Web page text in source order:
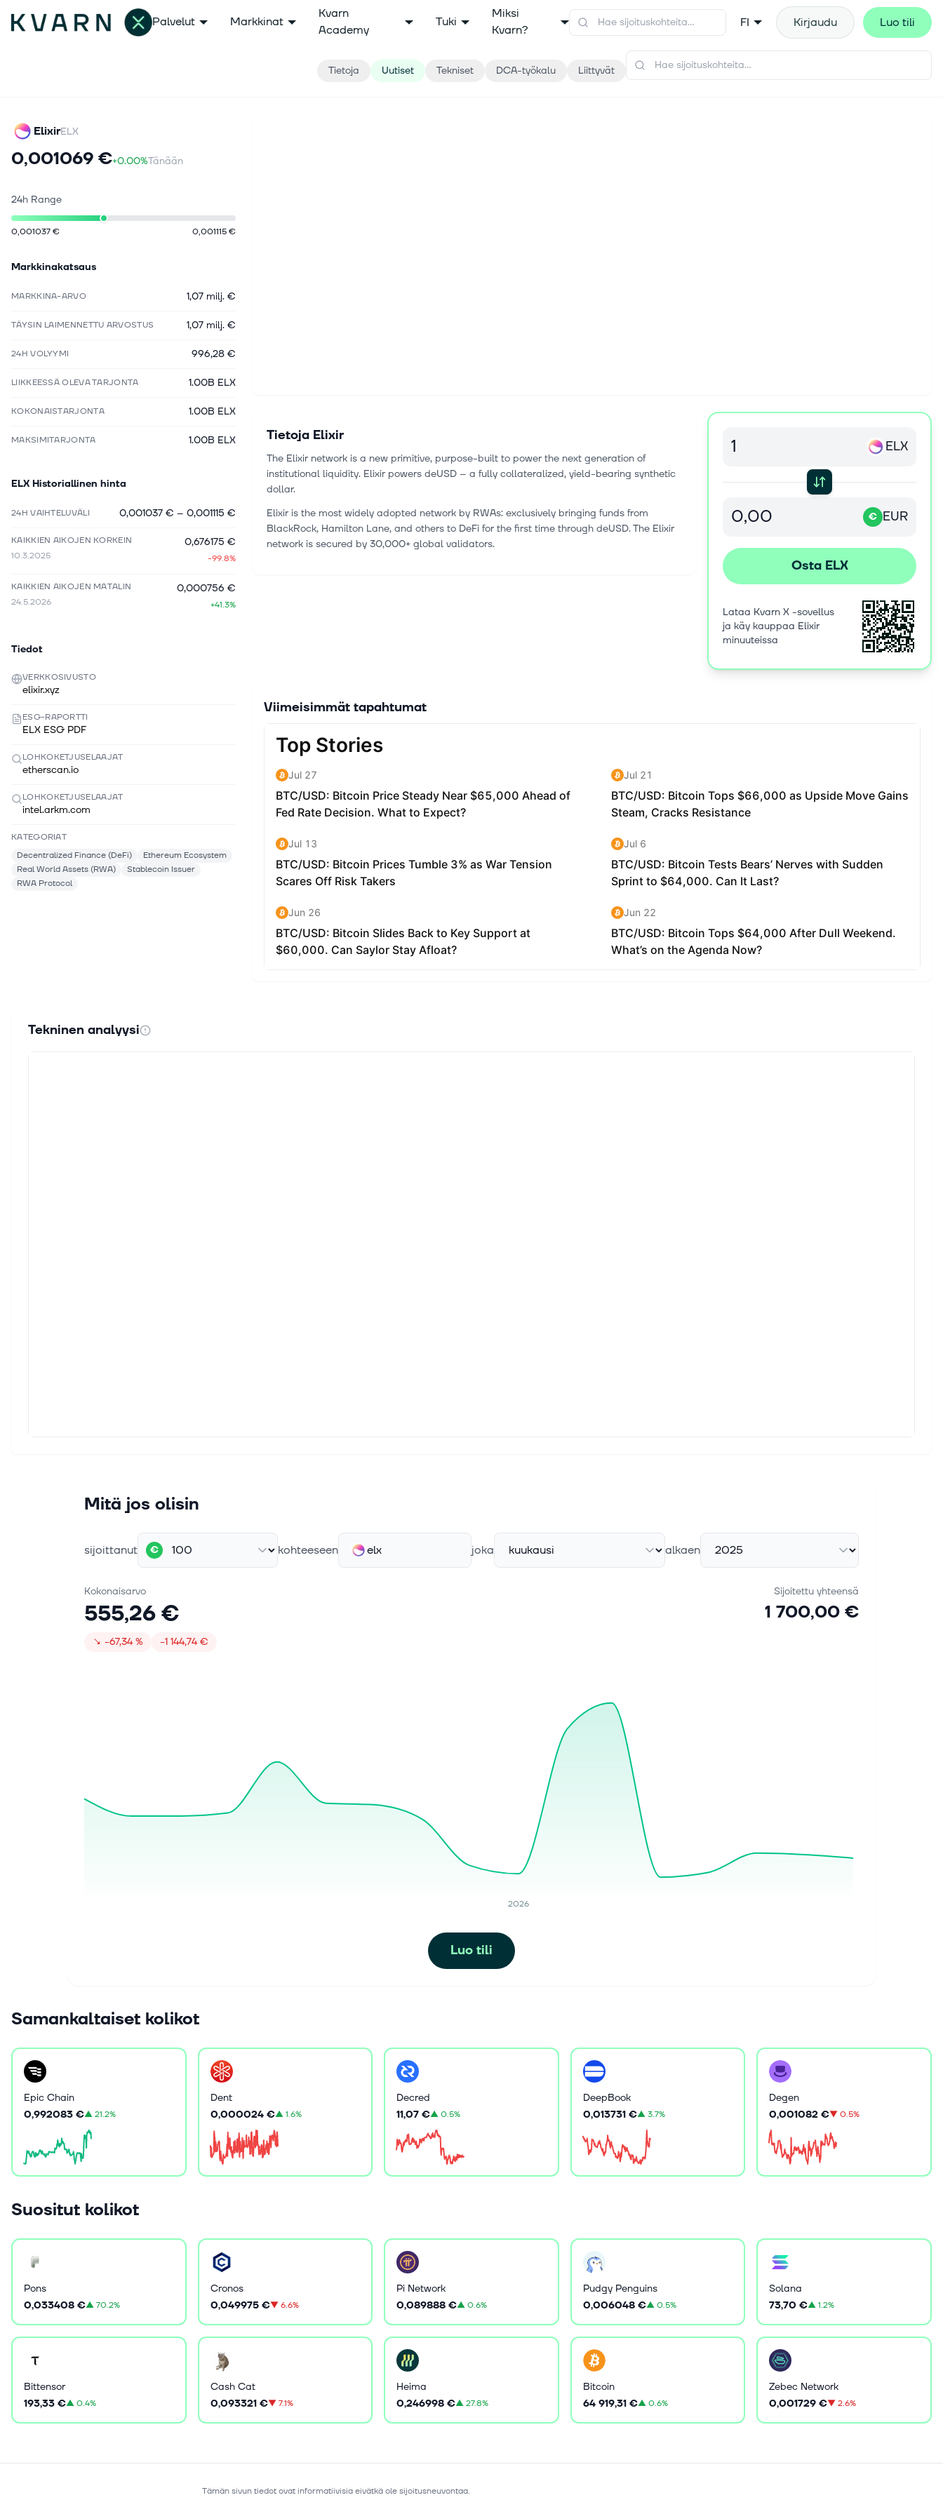
Palvelut Markkinat
Kvarn
Academy
Tuki
Miksi
Kvarn?
FI Kirjaudu Luo tili
Tietoja Uutiset Tekniset DCA-työkalu Liittyvät
ElixirELX
0,001069 €+0.00%Tänään
24h Range
0,001037 € 0,001115 €
Markkinakatsaus
MARKKINA-ARVO 1,07 milj. €
TÄYSIN LAIMENNETTU ARVOSTUS 1,07 milj. €
24H VOLYYMI 996,28 €
LIIKKEESSÄ OLEVA TARJONTA 1.00B ELX
KOKONAISTARJONTA 1.00B ELX
MAKSIMITARJONTA 1.00B ELX
ELX Historiallinen hinta
24H VAIHTELUVÄLI 0,001037 € – 0,001115 €
KAIKKIEN AIKOJEN KORKEIN
10.3.2025
0,676175 €
-99.8%
KAIKKIEN AIKOJEN MATALIN
24.5.2026
0,000756 €
+41.3%
Tiedot
VERKKOSIVUSTO
elixir.xyz
ESG-RAPORTTI
ELX ESG PDF
LOHKOKETJUSELAAJAT
etherscan.io
LOHKOKETJUSELAAJAT
intel.arkm.com
KATEGORIAT
Decentralized Finance (DeFi)
Ethereum Ecosystem
Real World Assets (RWA)
Stablecoin Issuer
RWA Protocol
Tietoja Elixir
The Elixir network is a new primitive, purpose-built to power the next generation of
institutional liquidity. Elixir powers deUSD – a fully collateralized, yield-bearing synthetic
dollar.
Elixir is the most widely adopted network by RWAs: exclusively bringing funds from
BlackRock, Hamilton Lane, and others to DeFi for the first time through deUSD. The Elixir
network is secured by 30,000+ global validators.
ELX
€ EUR
Osta ELX
Lataa Kvarn X -sovellus
ja käy kauppaa Elixir
minuuteissa
Viimeisimmät tapahtumat
Tekninen analyysi
Mitä jos olisin
sijoittanut € kohteeseen elx joka alkaen
Kokonaisarvo
555,26 €
↘ −67,34 % −1 144,74 €
Sijoitettu yhteensä
1 700,00 €
2026
Luo tili
Samankaltaiset kolikot
Epic Chain
0,992083 €▲21.2%
Dent
0,000024 €▲ 1.6%
Decred
11,07 €▲0.5%
DeepBook
0,013731 €▲3.7%
Degen
0,001082 €▼0.5%
Suositut kolikot
Pons
0,033408 €▲70.2%
Cronos
0,049975 €▼ 6.6%
Pi Network
0,089888 €▲0.6%
Pudgy Penguins
0,006048 €▲0.5%
Solana
73,70 €▲1.2%
Bittensor
193,33 €▲0.4%
Cash Cat
0,093321 €▼ 7.1%
Heima
0,246998 €▲27.8%
Bitcoin
64 919,31 €▲0.6%
Zebec Network
0,001729 €▼2.6%
Tämän sivun tiedot ovat informatiivisia eivätkä ole sijoitusneuvontaa.